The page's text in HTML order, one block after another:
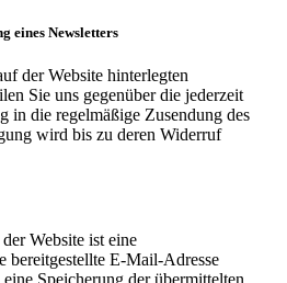
eines Newsletters
der Website hinterlegten
Sie uns gegenüber die jederzeit
die regelmäßige Zusendung des
wird bis zu deren Widerruf
Website ist eine
bereitgestellte E-Mail-Adresse